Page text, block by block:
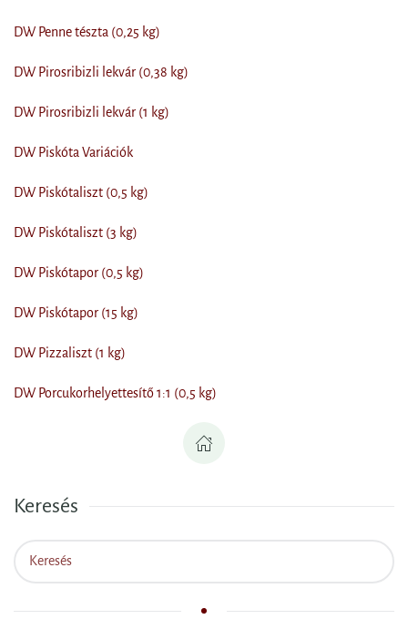
DW Penne tészta (0,25 kg)
DW Pirosribizli lekvár (0,38 kg)
DW Pirosribizli lekvár (1 kg)
DW Piskóta Variációk
DW Piskótaliszt (0,5 kg)
DW Piskótaliszt (3 kg)
DW Piskótapor (0,5 kg)
DW Piskótapor (15 kg)
DW Pizzaliszt (1 kg)
DW Porcukorhelyettesítő 1:1 (0,5 kg)
Keresés